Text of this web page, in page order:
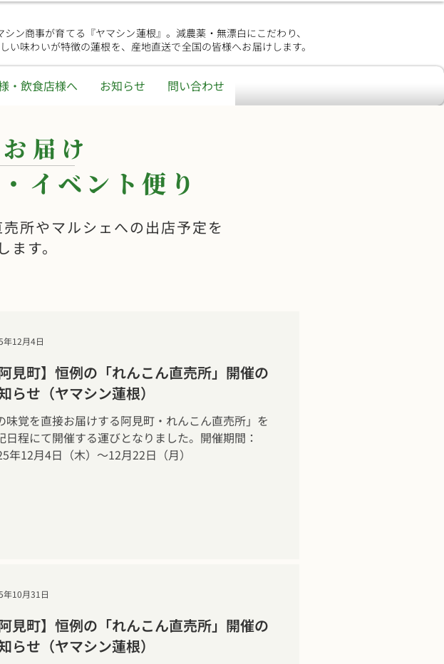
ン商事が育てる『ヤマシン蓮根』。減農薬・無漂白にこだわり、
味わいが特徴の蓮根を、産地直送で全国の皆様へお届けします。
・飲食店様へ お知らせ 問い合わせ
届け
イベント便り
所やマルシェへの出店予定を
す。
阿見町】恒例の「れんこん直売所」開催の
らせ（ヤマシン蓮根）
味覚を直接お届けする阿見町・れんこん直売所」を
日程にて開催する運びとなりました。開催期間：
年12月4日（木）～12月22日（月）
年12月4日
阿見町】恒例の「れんこん直売所」開催の
らせ（ヤマシン蓮根）
年10月31日